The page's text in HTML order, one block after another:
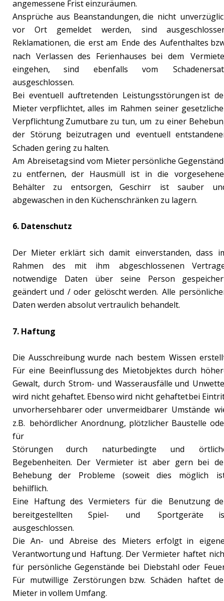
angemessene Frist einzuräumen.
Ansprüche aus Beanstandungen, die nicht
vor
Ort gemeldet werden, sind
Reklamationen, die erst am Ende des Aufenthaltes
nach Verlassen des Ferienhauses bei dem
eingehen,
sind ebenfalls vom
ausgeschlossen.
Bei eventuell auftretenden Leistungsstörungen ist
Mieter verpflichtet, alles im Rahmen seiner
VerpflichtungZumutbare zu tun, um zu einer
der Störung beizutragen und eventuell
Schaden gering zu halten.
Am Abreisetagsind vom Mieterpersönliche
zu entfernen, der Hausmüll ist in die
Behälter
zu entsorgen, Geschirr ist sauber
abgewaschen in den Küchenschränken zu lagern.
6. Datenschutz
Der Mieter erklärt sich damit einverstanden, dass
Rahmen
des mit ihm abgeschlossenen
notwendige
Daten über seine Person
geändert und / oder gelöscht werden. Alle
Daten werden absolut vertraulich behandelt.
7. Haftung
Die Ausschreibung wurde nach bestem Wissen
Für eine Beeinflussungdes Mietobjektes durch
Gewalt, durch Strom- und Wasserausfälle und
wird nicht gehaftet. Ebensowird nicht gehaftetbei
unvorhersehbarer oder unvermeidbarer Umstände
z.B. behördlicher Anordnung, plötzlicher Baustelle
für
Störungen
durch naturbedingte und
Begebenheiten. Der Vermieter ist aber gern bei
Behebung der Probleme (soweit dies möglich
behilflich.
Eine Haftung des Vermieters für die Benutzung
bereitgestellten
Spiel- und Sportgeräte
ausgeschlossen.
Die An- und Abreise des Mieters erfolgt in
Verantwortungund Haftung. Der Vermieter haftet
für persönliche Gegenstände bei Diebstahl oder
Für mutwillige Zerstörungen bzw. Schäden haftet
Mieter in vollem Umfang.